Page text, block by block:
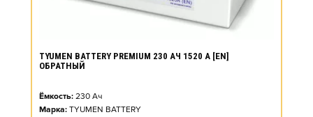
TYUMEN BATTERY PREMIUM 230 АЧ 1520 А [EN]
ОБРАТНЫЙ
Ёмкость: 230 Ач
Марка: TYUMEN BATTERY